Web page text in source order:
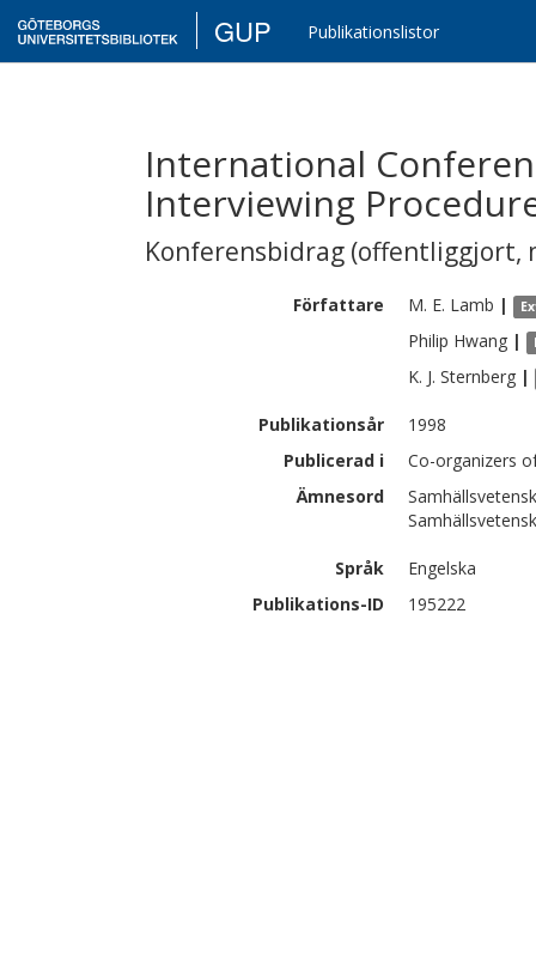
GUP Publikationslistor
International
Interviewing
Konferensbidrag (offentliggjort,
Författare M. E. Lamb |
Philip Hwang |
K. J. Sternberg |
Publikationsår
1998
Publicerad i
Co-organizers
Ämnesord
Språk
Engelska
Publikations-ID
195222